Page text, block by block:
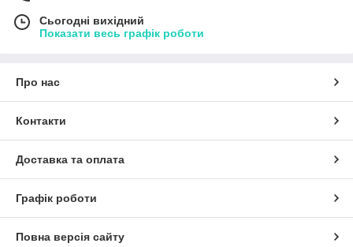
Сьогодні вихідний
Показати весь графік роботи
Про нас
Контакти
Доставка та оплата
Графік роботи
Повна версія сайту